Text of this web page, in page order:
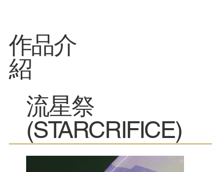
​作品介
紹
流星祭
(STARCRIFICE)